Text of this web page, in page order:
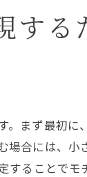
実感するため
プ方法で理
ージでバストを
バストアッ
す
まず最初
合には、
ることで